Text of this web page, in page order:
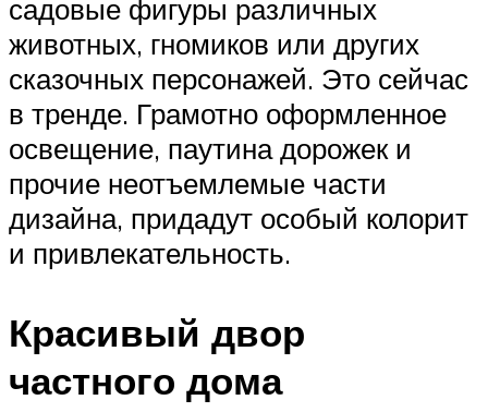
садовые фигуры различных
животных, гномиков или других
сказочных персонажей. Это сейчас
в тренде. Грамотно оформленное
освещение, паутина дорожек и
прочие неотъемлемые части
дизайна, придадут особый колорит
и привлекательность.
Красивый двор
частного дома